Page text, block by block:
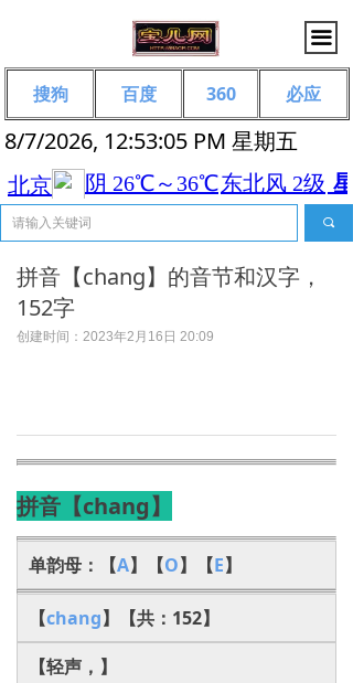
끀
8/7/2026, 12:53:05 PM 星期五
끠
搜狗 百度 360 必应
拼音【chang】的音节和汉字，
152字
创建时间： 2023年2月16日 20:09
拼音【chang】
单韵母：【A】【O】【E】
【chang】【共：152】
【轻声，】